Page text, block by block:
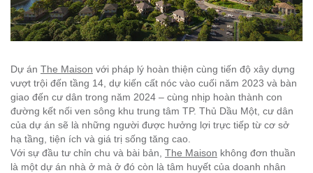
Dự án The Maison với pháp lý hoàn thiện cùng tiến độ xây dựng
vượt trội đến tầng 14, dự kiến cất nóc vào cuối năm 2023 và bàn
giao đến cư dân trong năm 2024 – cùng nhịp hoàn thành con
đường kết nối ven sông khu trung tâm TP. Thủ Dầu Một, cư dân
của dự án sẽ là những người được hưởng lợi trực tiếp từ cơ sở
hạ tầng, tiện ích và giá trị sống tăng cao.
Với sự đầu tư chỉn chu và bài bản, The Maison không đơn thuần
là một dự án nhà ở mà ở đó còn là tâm huyết của doanh nhân